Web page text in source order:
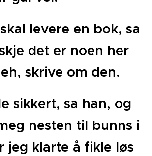
levere en bok, sa
det er noen her
skrive om den.
sikkert, sa han, og
nesten til bunns i
jeg klarte å fikle løs